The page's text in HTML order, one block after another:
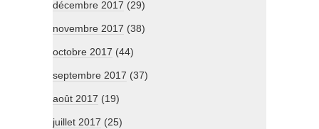
décembre 2017 (29)
novembre 2017 (38)
octobre 2017 (44)
septembre 2017 (37)
août 2017 (19)
juillet 2017 (25)